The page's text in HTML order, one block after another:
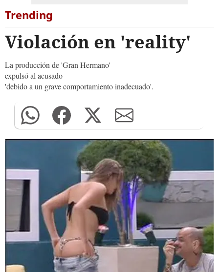
Trending
Violación en 'reality'
La producción de 'Gran Hermano'
expulsó al acusado
'debido a un grave comportamiento inadecuado'.